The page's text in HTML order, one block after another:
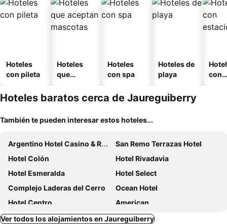
Hoteles
con pileta
Hoteles
que
mascotas
Hoteles
con spa
Hoteles de
playa
con
Hoteles baratos cerca de Jaureguiberry
También te pueden interesar estos hoteles...
Argentino Hotel Casino & Resort
San Remo Terrazas Hotel
Hotel Colón
Hotel Rivadavia
Hotel Esmeralda
Hotel Select
Complejo Laderas del Cerro
Ocean Hotel
Hotel Centro
American
Gran Colonial Riviera
Wiener Haus Hotel
Ver todos los alojamientos en Jaureguiberry